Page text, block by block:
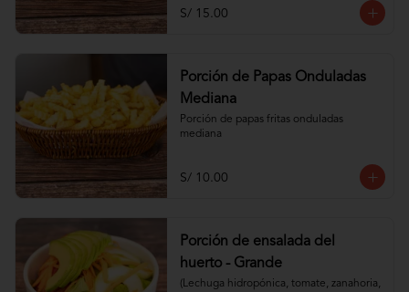
S/ 15.00
Porción de Papas Onduladas
Mediana
Porción de papas fritas onduladas
mediana
S/ 10.00
Porción de ensalada del
huerto - Grande
(Lechuga hidropónica, tomate, zanahoria,